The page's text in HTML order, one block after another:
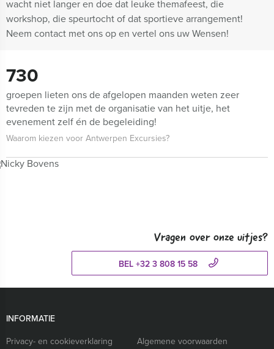
wacht niet langer en doe dat leuke themafeest, die
workshop, die speurtocht of dat sportieve arrangement!
Neem contact met ons op en vertel ons uw Wensen!
730
groepen lieten ons de afgelopen maanden weten zeer
tevreden te zijn met de organisatie van het uitje, het
evenement zelf én de begeleiding!
Waarom kiezen voor Antwerpen Excursies?
Vragen over onze uitjes?
BEL +32 3 808 15 58
INFORMATIE
Privacy- en cookieverklaring
Algemene voorwaarden